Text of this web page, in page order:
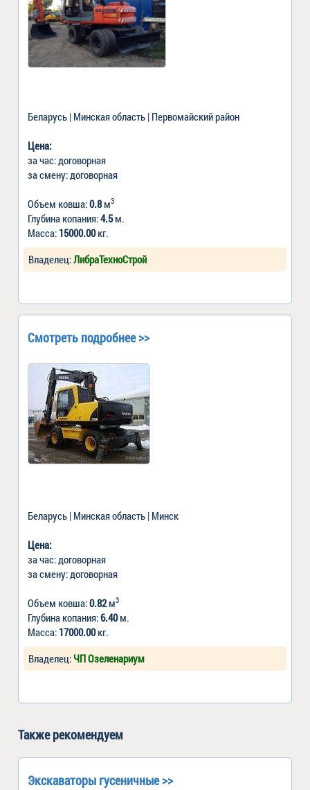
Беларусь | Минская область | Первомайский район
Цена:
за час: договорная
за смену: договорная
Объем ковша:0.8м3
Глубина копания:4.5м.
Масса: 15000.00кг.
Владелец:ЛибраТехноСтрой
Смотреть подробнее >>
Беларусь | Минская область | Минск
Цена:
за час: договорная
за смену: договорная
Объем ковша:0.82м3
Глубина копания:6.40м.
Масса: 17000.00кг.
Владелец: ЧП Озеленариум
Также рекомендуем
Экскаваторы гусеничные >>